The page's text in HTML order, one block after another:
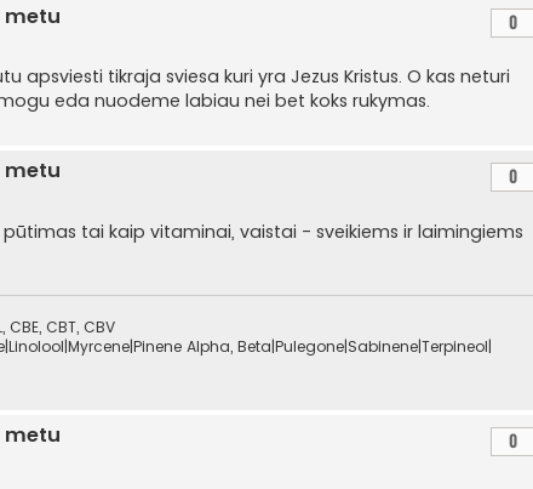
metu 0
apsviesti tikraja sviesa kuri yra Jezus Kristus. O kas neturi
eda nuodeme labiau nei bet koks rukymas.
metu 0
tai kaip vitaminai, vaistai - sveikiems ir laimingiems
CBE, CBT, CBV
Alpha, Beta|Pulegone|Sabinene|Terpineol|
metu 0